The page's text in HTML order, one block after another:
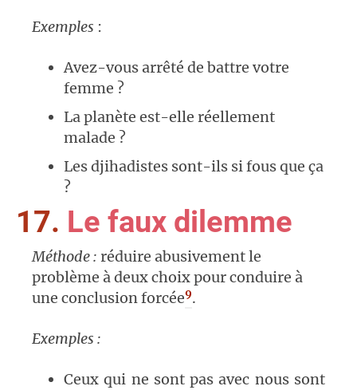
Exemples :
Avez-vous arrêté de battre votre
femme ?
La planète est-elle réellement
malade ?
Les djihadistes sont-ils si fous que ça
?
17. Le faux dilemme
Méthode : réduire abusivement le
problème à deux choix pour conduire à
une conclusion forcée9.
Exemples :
Ceux qui ne sont pas avec nous sont